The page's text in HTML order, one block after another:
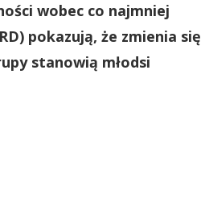
wobec co najmniej
pokazują, że zmienia się
stanowią młodsi